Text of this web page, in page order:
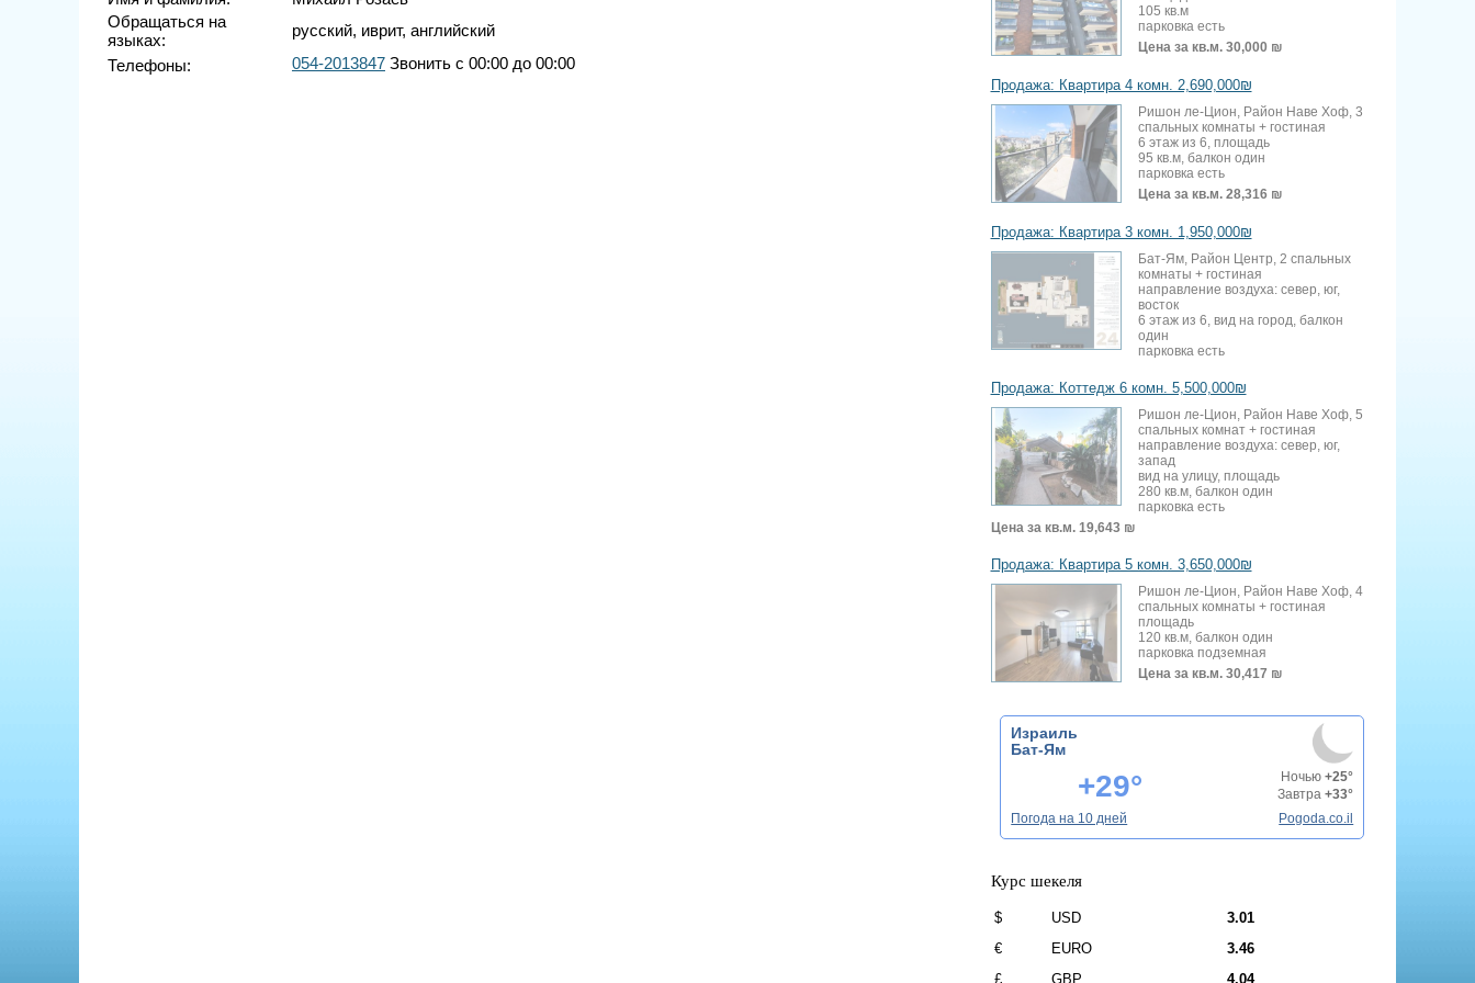
Обращаться на
языках:
русский, иврит, английский
Телефоны:
054-2013847 Звонить с 00:00 до 00:00
105 кв.м
парковка есть
Цена за кв.м. 30,000 ₪
Продажа: Квартира 4 комн. 2,690,000₪
Ришон ле-Цион, Район Наве Хоф, 3
спальных комнаты + гостиная
6 этаж из 6, площадь
95 кв.м, балкон один
парковка есть
Цена за кв.м. 28,316 ₪
Продажа: Квартира 3 комн. 1,950,000₪
Бат-Ям, Район Центр, 2 спальных
комнаты + гостиная
направление воздуха: север, юг,
восток
6 этаж из 6, вид на город, балкон
один
парковка есть
Продажа: Коттедж 6 комн. 5,500,000₪
Ришон ле-Цион, Район Наве Хоф, 5
спальных комнат + гостиная
направление воздуха: север, юг,
запад
вид на улицу, площадь
280 кв.м, балкон один
парковка есть
Цена за кв.м. 19,643 ₪
Продажа: Квартира 5 комн. 3,650,000₪
Ришон ле-Цион, Район Наве Хоф, 4
спальных комнаты + гостиная
площадь
120 кв.м, балкон один
парковка подземная
Цена за кв.м. 30,417 ₪
Израиль
Бат-Ям
+29° Ночью+25°
Завтра+33°
Погода на 10 дней
Pogoda.co.il
Курс шекеля
$ USD
3.01
€
EURO
3.46
£
GBP 4.04